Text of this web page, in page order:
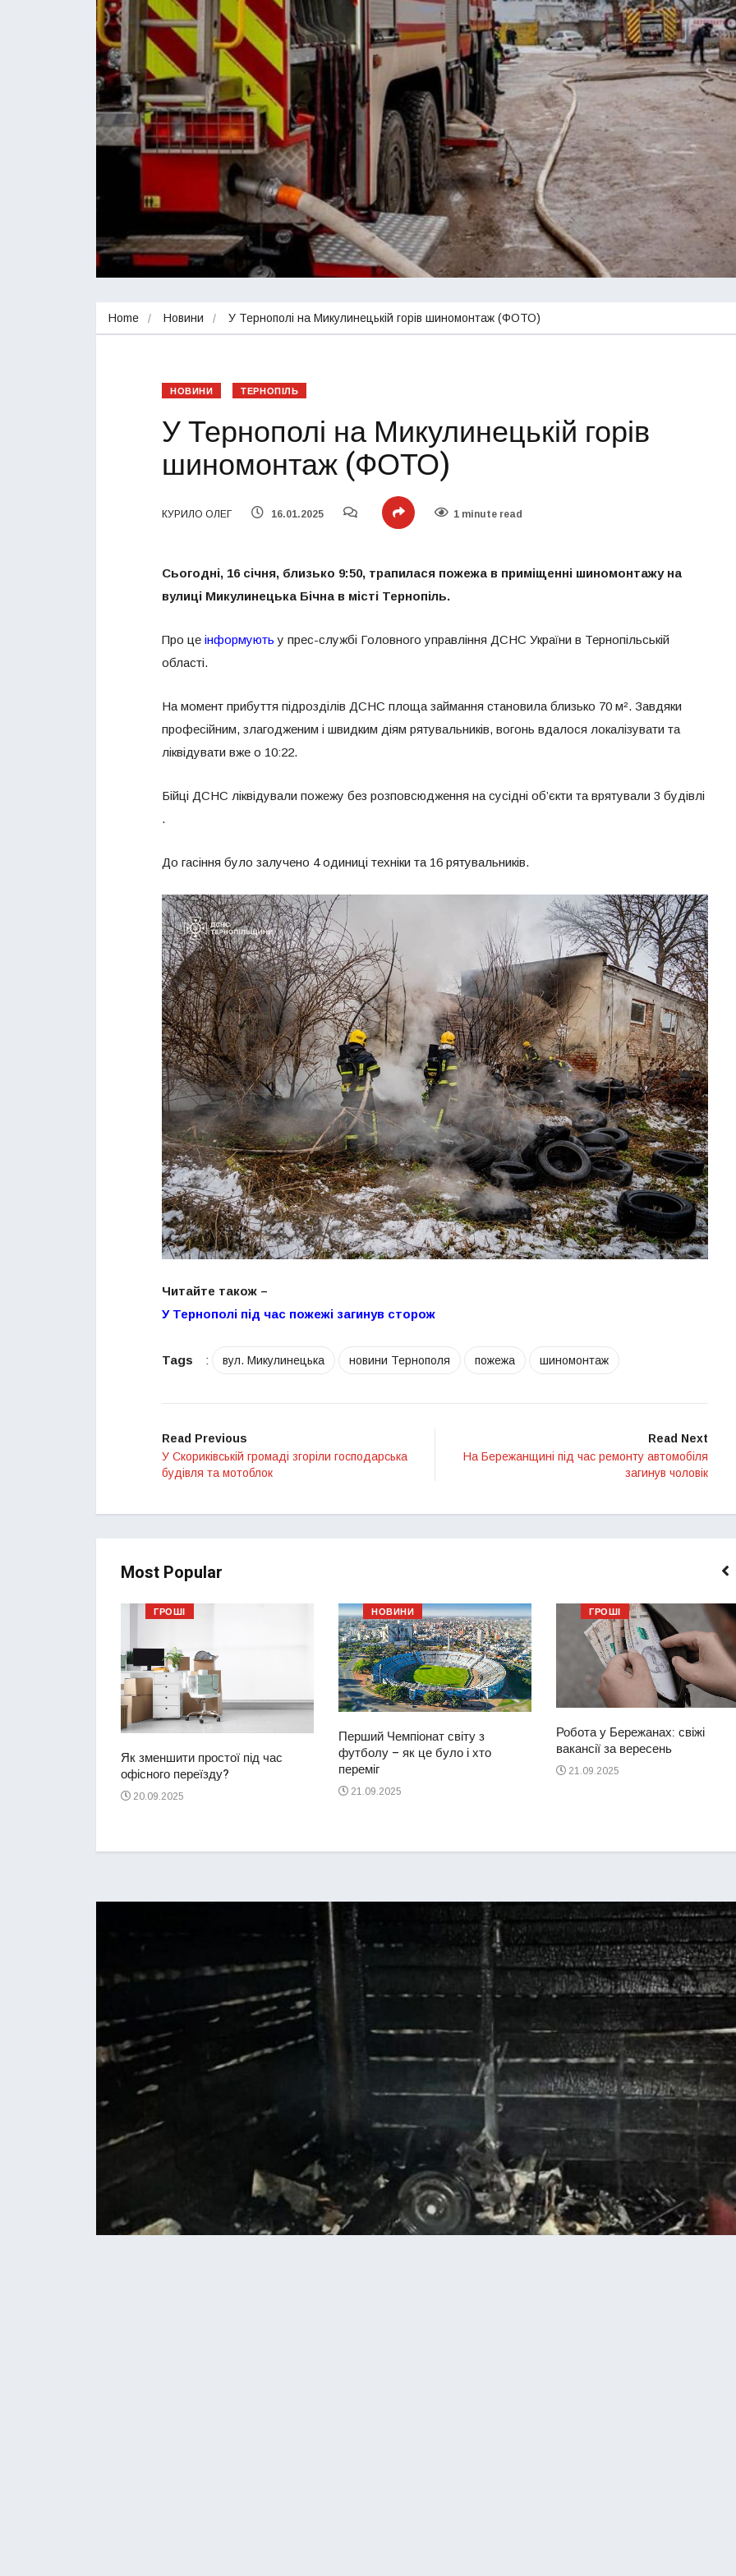
Home Новини У Тернополі на Микулинецькій горів шиномонтаж (ФОТО)
НОВИНИ ТЕРНОПІЛЬ
У Тернополі на Микулинецькій горів
шиномонтаж (ФОТО)
КУРИЛО ОЛЕГ 16.01.2025 1 minute read
Сьогодні, 16 січня, близько 9:50, трапилася пожежа в приміщенні шиномонтажу на
вулиці Микулинецька Бічна в місті Тернопіль.
Про це інформують у прес-службі Головного управління ДСНС України в Тернопільській
області.
На момент прибуття підрозділів ДСНС площа займання становила близько 70 м². Завдяки
професійним, злагодженим і швидким діям рятувальників, вогонь вдалося локалізувати та
ліквідувати вже о 10:22.
Бійці ДСНС ліквідували пожежу без розповсюдження на сусідні об’єкти та врятували 3 будівлі
.
До гасіння було залучено 4 одиниці техніки та 16 рятувальників.
Читайте також –
У Тернополі під час пожежі загинув сторож
Tags : вул. Микулинецька новини Тернополя пожежа шиномонтаж
Read Previous
У Скориківській громаді згоріли господарська
будівля та мотоблок
Read Next
На Бережанщині під час ремонту автомобіля
загинув чоловік
Most Popular
ГРОШІ
Як зменшити простої під час
офісного переїзду?
20.09.2025
НОВИНИ
Перший Чемпіонат світу з
футболу – як це було і хто
переміг
21.09.2025
ГРОШІ
Робота у Бережанах: свіжі
вакансії за вересень
21.09.2025